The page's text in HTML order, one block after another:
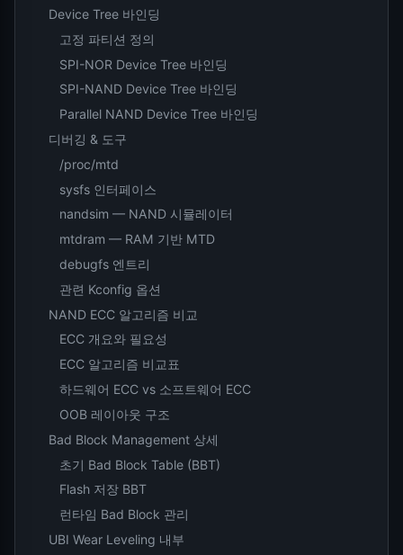
Device Tree 바인딩
고정 파티션 정의
SPI-NOR Device Tree 바인딩
SPI-NAND Device Tree 바인딩
Parallel NAND Device Tree 바인딩
디버깅 & 도구
/proc/mtd
sysfs 인터페이스
nandsim — NAND 시뮬레이터
mtdram — RAM 기반 MTD
debugfs 엔트리
관련 Kconfig 옵션
NAND ECC 알고리즘 비교
ECC 개요와 필요성
ECC 알고리즘 비교표
하드웨어 ECC vs 소프트웨어 ECC
OOB 레이아웃 구조
Bad Block Management 상세
초기 Bad Block Table (BBT)
Flash 저장 BBT
런타임 Bad Block 관리
UBI Wear Leveling 내부